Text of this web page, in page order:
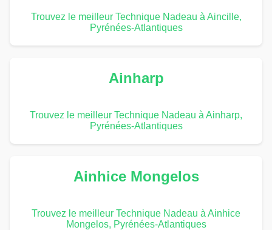
Trouvez le meilleur Technique Nadeau à Aincille,
Pyrénées-Atlantiques
Ainharp
Trouvez le meilleur Technique Nadeau à Ainharp,
Pyrénées-Atlantiques
Ainhice Mongelos
Trouvez le meilleur Technique Nadeau à Ainhice
Mongelos, Pyrénées-Atlantiques